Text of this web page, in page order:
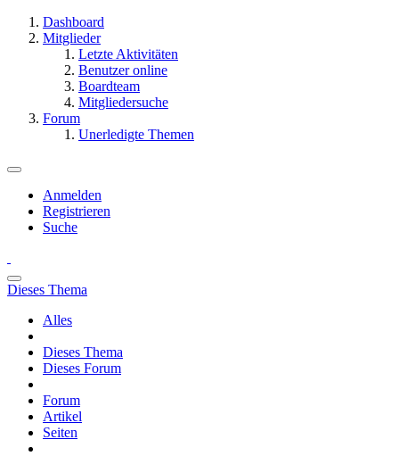
Dashboard
Mitglieder
Letzte Aktivitäten
Benutzer online
Boardteam
Mitgliedersuche
Forum
Unerledigte Themen
Anmelden
Registrieren
Suche
Dieses Thema
Alles
Dieses Thema
Dieses Forum
Forum
Artikel
Seiten